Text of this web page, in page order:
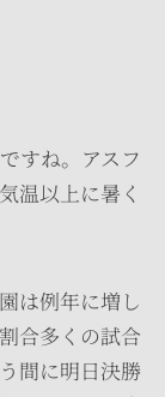
すね。アスフ
温以上に暑く
は例年に増し
合多くの試合
間に明日決勝